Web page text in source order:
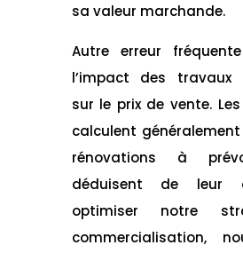
sa valeur marchande.
Autre erreur
l’impact des travaux
sur le prix de vente.
calculent
rénovations à
déduisent de leur
optimiser notre
commercialisation,